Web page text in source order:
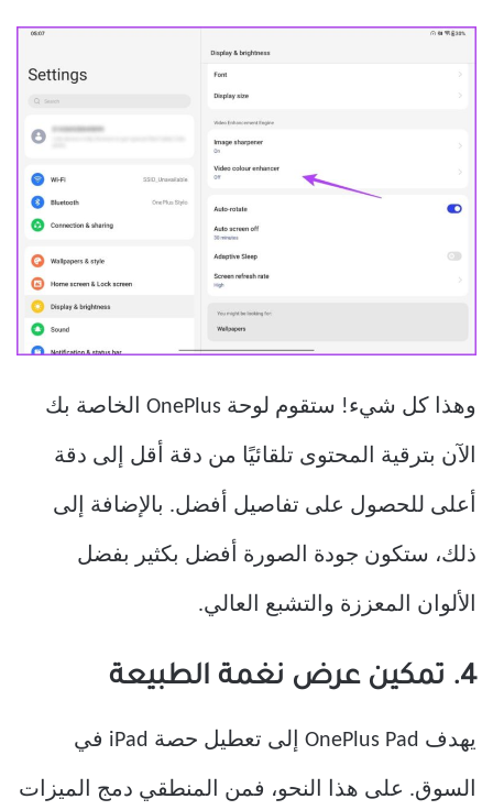
وهذا كل شيء! ستقوم لوحة OnePlus الخاصة بك
الآن بترقية المحتوى تلقائيًا من دقة أقل إلى دقة
أعلى للحصول على تفاصيل أفضل. بالإضافة إلى
ذلك، ستكون جودة الصورة أفضل بكثير بفضل
الألوان المعززة والتشبع العالي.
4. تمكين عرض نغمة الطبيعة
يهدف OnePlus Pad إلى تعطيل حصة iPad في
السوق. على هذا النحو، فمن المنطقي دمج الميزات